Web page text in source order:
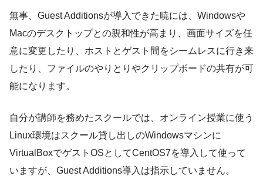
無事、Guest Additionsが導入できた暁には、Windowsや
Macのデスクトップとの親和性が高まり、画面サイズを任
意に変更したり、ホストとゲスト間をシームレスに行き来
したり、ファイルのやりとりやクリップボードの共有が可
能になります。
自分が講師を務めたスクールでは、オンライン授業に使う
Linux環境はスクール貸し出しのWindowsマシンに
VirtualBoxでゲストOSとしてCentOS7を導入して使って
いますが、Guest Additions導入は指示していません。